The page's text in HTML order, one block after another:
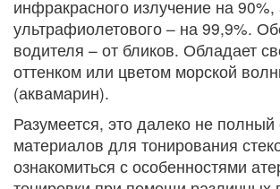
инфракрасного излучение на 90%,
ультрафиолетового – на 99,9%.
водителя – от бликов. Обладает
оттенком или цветом морской
(аквамарин).
Разумеется, это далеко не полный
материалов для тонирования
ознакомиться с особенностями